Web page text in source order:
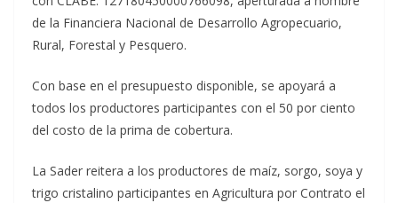
de la Financiera Nacional de Desarrollo Agropecuario,
Rural, Forestal y Pesquero.
Con base en el presupuesto disponible, se apoyará a
todos los productores participantes con el 50 por ciento
del costo de la prima de cobertura.
La Sader reitera a los productores de maíz, sorgo, soya y
trigo cristalino participantes en Agricultura por Contrato el